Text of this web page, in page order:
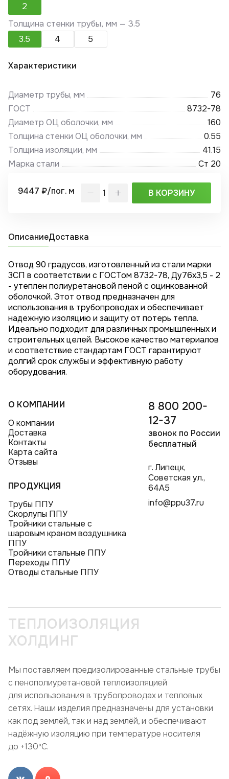
2
Толщина стенки трубы, мм —3.5
3.5
4 5
Характеристики
Диаметр трубы, мм
76
ГОСТ
8732-78
Диаметр ОЦ оболочки, мм
160
Толщина стенки ОЦ оболочки, мм
0.55
Толщина изоляции, мм
41.15
Марка стали
Ст 20
9447 ₽/пог. м В КОРЗИНУ
ОписаниеДоставка
Отвод 90 градусов, изготовленный из стали марки
3СП в соответствии с ГОСТом 8732-78, Ду76x3,5 - 2
- утеплен полиуретановой пеной с оцинкованной
оболочкой. Этот отвод предназначен для
использования в трубопроводах и обеспечивает
надежную изоляцию и защиту от потерь тепла.
Идеально подходит для различных промышленных и
строительных целей. Высокое качество материалов
и соответствие стандартам ГОСТ гарантируют
долгий срок службы и эффективную работу
оборудования.
О КОМПАНИИ
О компании
Доставка
Контакты
Карта сайта
Отзывы
ПРОДУКЦИЯ
Трубы ППУ
Скорлупы ППУ
Тройники стальные с
шаровым краном воздушника
ППУ
Тройники стальные ППУ
Переходы ППУ
Отводы стальные ППУ
8 800 200-
12-37
звонок по России
бесплатный
г. Липецк,
Советская ул.,
64А5
info@ppu37.ru
ТЕПЛОИЗОЛЯЦИЯ
ХОЛДИНГ
Мы поставляем предизолированные стальные трубы
с пенополиуретановой теплоизоляцией
для использования в трубопроводах и тепловых
сетях. Наши изделия предназначены для установки
как под землёй, так и над землёй, и обеспечивают
надёжную изоляцию при температуре носителя
до +130ºC.